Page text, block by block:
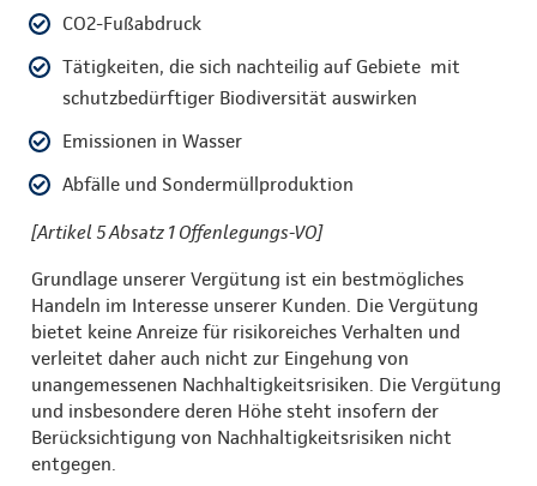
CO2-Fußabdruck
Tätigkeiten, die sich nachteilig auf Gebiete mit
schutzbedürftiger Biodiversität auswirken
Emissionen in Wasser
Abfälle und Sondermüllproduktion
[Artikel 5 Absatz 1 Offenlegungs-VO]
Grundlage unserer Vergütung ist ein bestmögliches
Handeln im Interesse unserer Kunden. Die Vergütung
bietet keine Anreize für risikoreiches Verhalten und
verleitet daher auch nicht zur Eingehung von
unangemessenen Nachhaltigkeitsrisiken. Die Vergütung
und insbesondere deren Höhe steht insofern der
Berücksichtigung von Nachhaltigkeitsrisiken nicht
entgegen.